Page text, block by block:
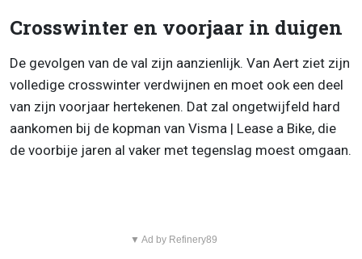
Crosswinter en voorjaar in duigen
De gevolgen van de val zijn aanzienlijk. Van Aert ziet zijn
volledige crosswinter verdwijnen en moet ook een deel
van zijn voorjaar hertekenen. Dat zal ongetwijfeld hard
aankomen bij de kopman van Visma | Lease a Bike, die
de voorbije jaren al vaker met tegenslag moest omgaan.
▼ Ad by Refinery89